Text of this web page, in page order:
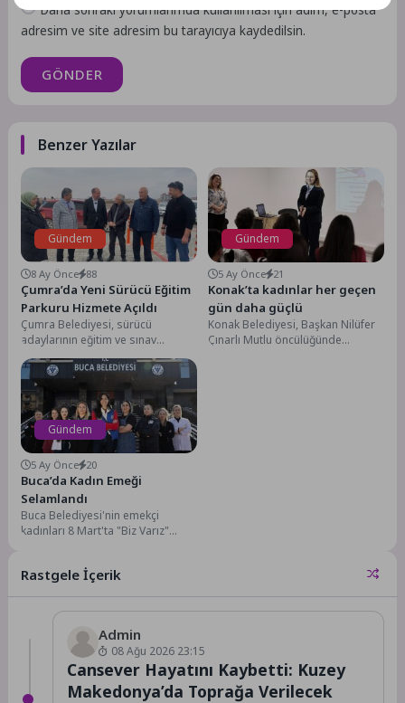
Daha sonraki yorumlarımda kullanılması için adım, e-posta
adresim ve site adresim bu tarayıcıya kaydedilsin.
GÖNDER
Benzer Yazılar
Gündem
8 Ay Önce 88
Çumra’da Yeni Sürücü Eğitim
Parkuru Hizmete Açıldı
Çumra Belediyesi, sürücü
adaylarının eğitim ve sınav
hazırlıklarını daha güvenli,
modern ve düzenli bir ortamda...
Gündem
5 Ay Önce 21
Konak’ta kadınlar her geçen
gün daha güçlü
Konak Belediyesi, Başkan Nilüfer
Çınarlı Mutlu öncülüğünde
Gündem
5 Ay Önce 20
Buca’da Kadın Emeği
Selamlandı
Buca Belediyesi'nin emekçi
kadınları 8 Mart'ta "Biz Varız"
Rastgele İçerik
Admin
08 Ağu 2026 23:15
Cansever Hayatını Kaybetti: Kuzey
Makedonya’da Toprağa Verilecek